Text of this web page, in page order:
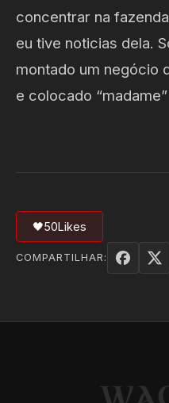
concentrar na
eu tive noticias dela.
montado um negócio
e colocado
🖤50Likes
COMPARTILHAR: